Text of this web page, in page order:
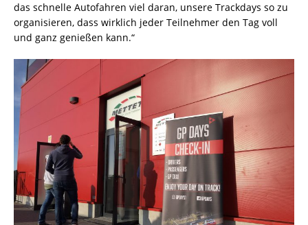
das schnelle Autofahren viel daran, unsere Trackdays so zu
organisieren, dass wirklich jeder Teilnehmer den Tag voll
und ganz genießen kann.“